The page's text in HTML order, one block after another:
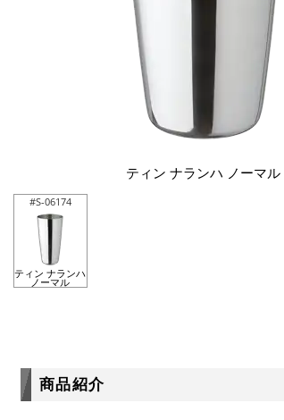
ティン ナランハ ノーマル
#S-06174
ティン ナランハ
ノーマル
商品紹介